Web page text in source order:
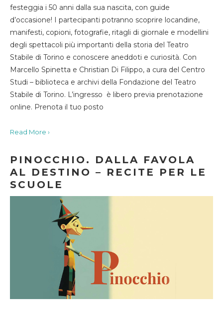
festeggia i 50 anni dalla sua nascita, con guide
d’occasione! I partecipanti potranno scoprire locandine,
manifesti, copioni, fotografie, ritagli di giornale e modellini
degli spettacoli più importanti della storia del Teatro
Stabile di Torino e conoscere aneddoti e curiosità. Con
Marcello Spinetta e Christian Di Filippo, a cura del Centro
Studi – biblioteca e archivi della Fondazione del Teatro
Stabile di Torino. L’ingresso è libero previa prenotazione
online. Prenota il tuo posto
Read More ›
PINOCCHIO. DALLA FAVOLA
AL DESTINO – RECITE PER LE
SCUOLE